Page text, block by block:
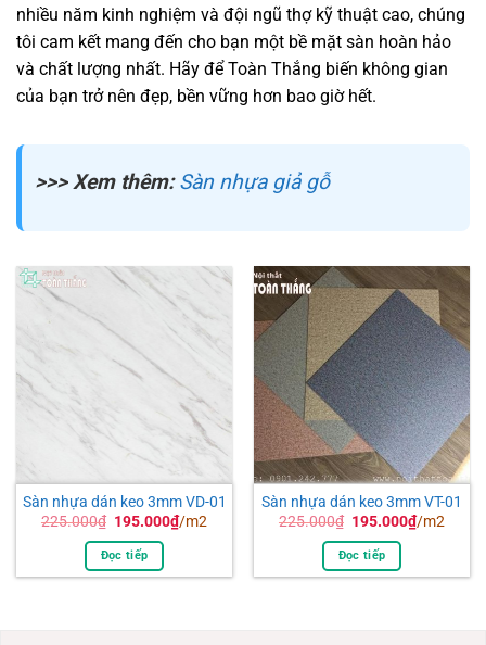
nhiều năm kinh nghiệm và đội ngũ thợ kỹ thuật cao, chúng
tôi cam kết mang đến cho bạn một bề mặt sàn hoàn hảo
và chất lượng nhất. Hãy để Toàn Thắng biến không gian
của bạn trở nên đẹp, bền vững hơn bao giờ hết.
>>> Xem thêm: Sàn nhựa giả gỗ
Sàn nhựa dán keo 3mm VD-01
225.000₫ Giá
là:
225.000₫.
195.000₫Giá
hiện
195.000₫.
/m2
Đọc tiếp
Sàn nhựa dán keo 3mm VT-01
225.000₫ Giá
là:
225.000₫.
195.000₫Giá
hiện
195.000₫.
/m2
Đọc tiếp